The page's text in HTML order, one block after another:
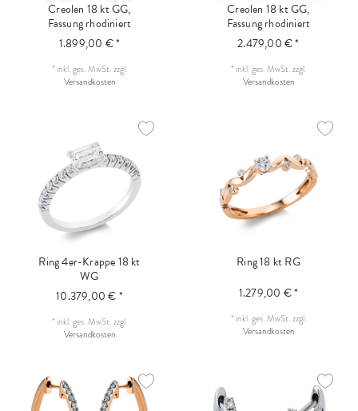
Creolen 18 kt GG,
Fassung rhodiniert
1.899,00 € *
* inkl. ges. MwSt.zzgl.
Versandkosten
Creolen 18 kt GG,
Fassung rhodiniert
2.479,00 € *
* inkl. ges. MwSt.zzgl.
Versandkosten
Ring 4er-Krappe 18 kt
WG
10.379,00 € *
* inkl. ges. MwSt.zzgl.
Versandkosten
Ring 18 kt RG
1.279,00 € *
* inkl. ges. MwSt.zzgl.
Versandkosten